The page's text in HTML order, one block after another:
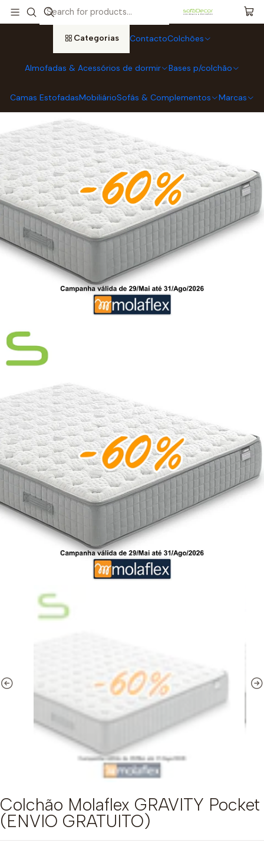
Categorias ContactoColchões
Almofadas & Acessórios de dormir Bases p/colchão
Camas EstofadasMobiliárioSofás & Complementos Marcas
Início Colchões
Colchões MOLAFLEX
Colchão Molaflex GRAVITY Pocket (ENVIO GRATUITO)
Colchão Molaflex GRAVITY Pocket
(ENVIO GRATUITO)